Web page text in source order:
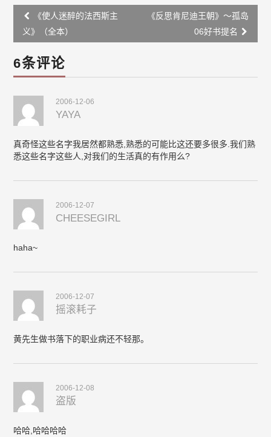
Post
navigation
《使人迷醉的法西斯主
义》（全本）
《反思肯尼迪王朝》～孤岛
06好书提名
6条评论
2006-12-06
YAYA
真奇怪这些名字我居然都熟悉,熟悉的可能比这还要多很多.我们熟
悉这些名字这些人,对我们的生活真的有作用么?
2006-12-07
CHEESEGIRL
haha~
2006-12-07
摇滚耗子
黄先生做书落下的职业病还不轻那。
2006-12-08
盗版
哈哈,哈哈哈哈